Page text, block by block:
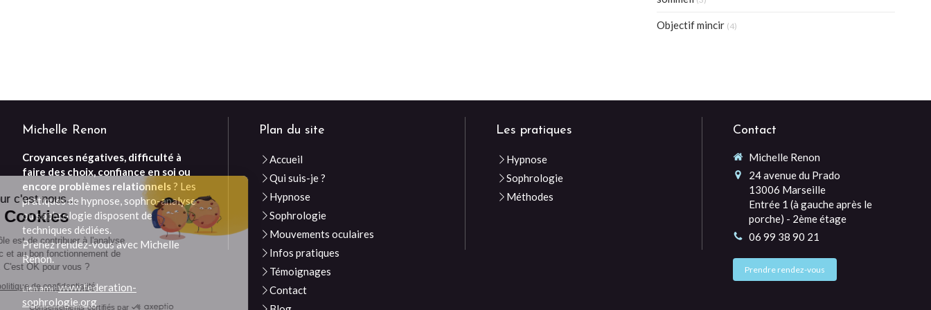
Continuer sans accepter
Bonjour c'est nous...
Les Cookies
Notre rôle est de contribuer à l'analyse
du trafic et au bon fonctionnement de
ce site. C'est OK pour vous ?
Lire la politique de confidentialité
Consentements certifiés par
Objectif mincir (4)
Michelle Renon
Croyances négatives, difficulté à
faire des choix, confiance en soi ou
encore problèmes relationnels ? Les
pratiques de hypnose, sophro-analyse
ou sophrologie disposent de
techniques dédiées.
Prenez rendez-vous avec Michelle
Renon.
Lien ami :www.federation-
sophrologie.org
Plan du site
Accueil
Qui suis-je ?
Hypnose
Sophrologie
Mouvements oculaires
Infos pratiques
Témoignages
Contact
Les pratiques
Hypnose
Sophrologie
Méthodes
Contact
Michelle Renon
24 avenue du Prado
13006 Marseille
Entrée 1 (à gauche après le
porche) - 2ème étage
06 99 38 90 21
Prendre rendez-vous